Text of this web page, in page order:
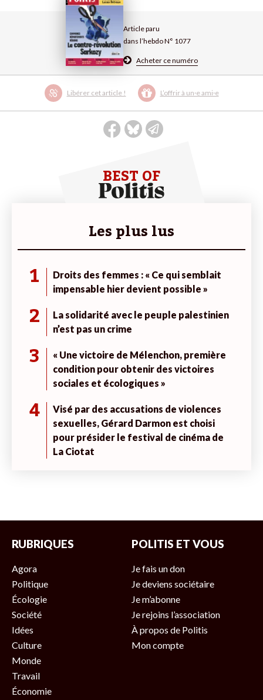
Article paru
dans l’hebdo N° 1077
Acheter ce numéro
Libérer cet article ! L’offrir à un·e ami·e
BEST OF
Les plus lus
1
Droits des femmes : « Ce qui semblait
impensable hier devient possible »
2
La solidarité avec le peuple palestinien
n’est pas un crime
3
« Une victoire de Mélenchon, première
condition pour obtenir des victoires
sociales et écologiques »
4
Visé par des accusations de violences
sexuelles, Gérard Darmon est choisi
pour présider le festival de cinéma de
La Ciotat
RUBRIQUES
Agora
Politique
Écologie
Société
Idées
Culture
Monde
Travail
Économie
POLITIS ET VOUS
Je fais un don
Je deviens sociétaire
Je m’abonne
Je rejoins l’association
À propos de Politis
Mon compte